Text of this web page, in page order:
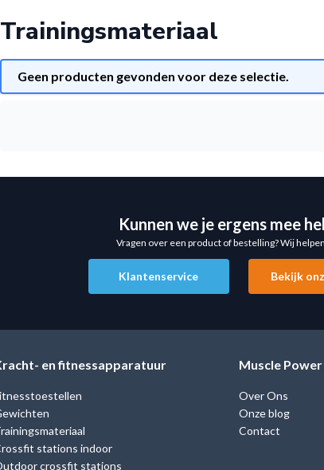
Trainingsmateriaal
Geen producten gevonden voor deze selectie.
Kunnen we je ergens mee
Vragen over een product of bestelling? Wij
Klantenservice Bekijk
en fitnessapparatuur
stations indoor
crossfit stations
Muscle Power
Over Ons
Onze blog
Contact